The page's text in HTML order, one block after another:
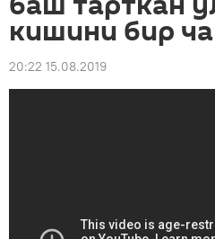
кишини бир
20:22 15.08.2019